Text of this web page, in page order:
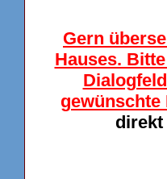
Gern
Hauses.
gewünschte
direkt